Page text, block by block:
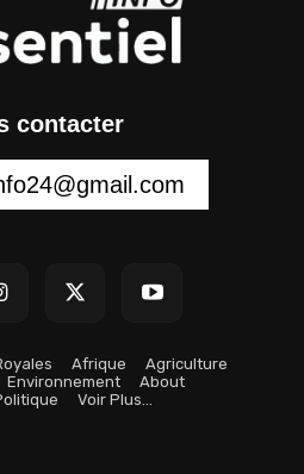
contacter
Afrique
Agriculture
Environnement
About
Voir Plus…